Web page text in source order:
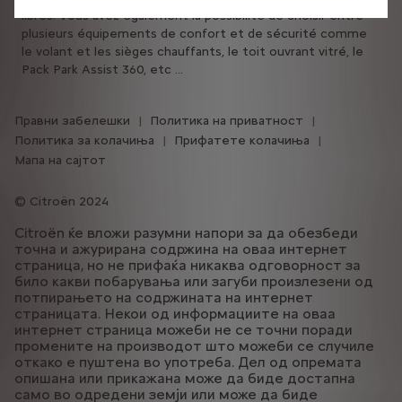
libres. Vous avez également la possibilité de choisir entre
plusieurs équipements de confort et de sécurité comme
le volant et les sièges chauffants, le toit ouvrant vitré, le
Pack Park Assist 360, etc …
Citroën 2024
Правни забелешки
Политика на приватност
Политика за колачиња
Прифатете колачиња
Мапа на сајтот
Citroën ќе вложи разумни напори за да обезбеди
точна и ажурирана содржина на оваа интернет
страница, но не прифаќа никаква одговорност за
било какви побарувања или загуби произлезени од
потпирањето на содржината на интернет
страницата. Некои од информациите на оваа
интернет страница можеби не се точни поради
промените на производот што можеби се случиле
откако е пуштена во употреба. Дел од опремата
опишана или прикажана може да биде достапна
само во одредени земји или може да биде